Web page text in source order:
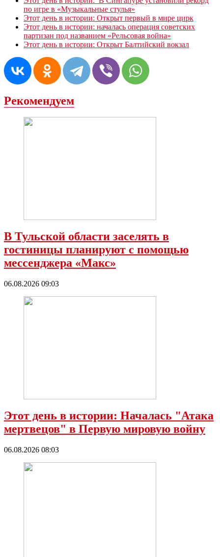
по игре в «Музыкальные стулья»
Этот день в истории: Открыт первый в мире цирк
Этот день в истории: началась операция советских
партизан под названием «Рельсовая война»
Этот день в истории: Открыт Балтийский вокзал
Рекомендуем
В Тульской области заселять в
гостиницы планируют с помощью
мессенджера «Mакс»
06.08.2026 09:03
Этот день в истории: Началась "Атака
мертвецов" в Первую мировую войну
06.08.2026 08:03